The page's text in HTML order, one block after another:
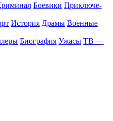
Бое­ви­ки При­клю­че­
Ис­то­рия Дра­мы Во­ен­ные
Био­гра­фия Ужа­сы ТВ —